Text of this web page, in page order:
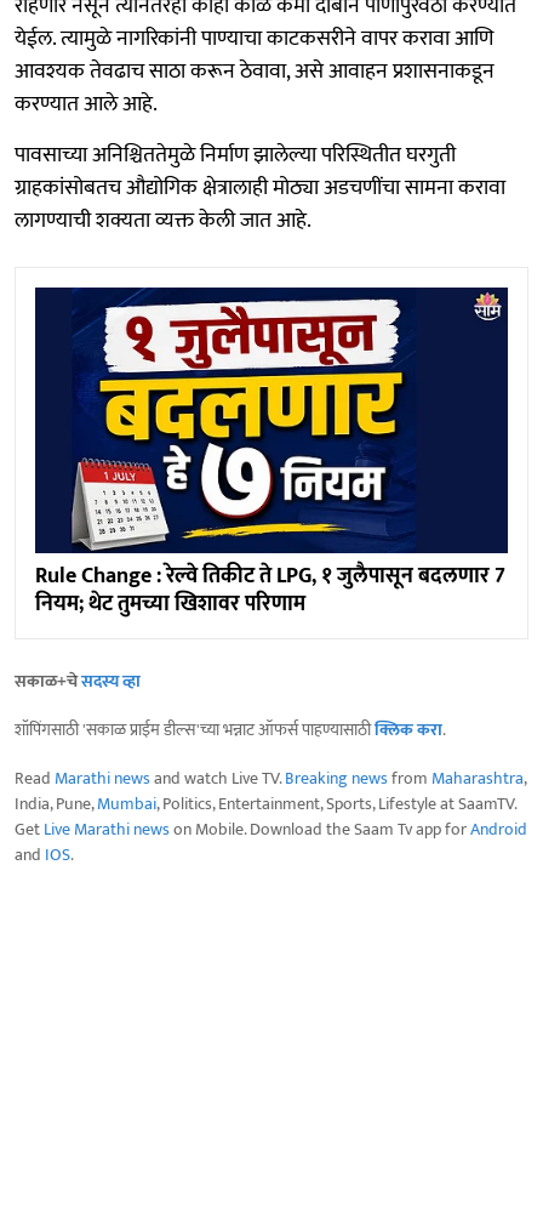
येईल. त्यामुळे नागरिकांनी पाण्याचा काटकसरीने वापर करावा आणि
आवश्यक तेवढाच साठा करून ठेवावा, असे आवाहन प्रशासनाकडून
करण्यात आले आहे.
पावसाच्या अनिश्चिततेमुळे निर्माण झालेल्या परिस्थितीत घरगुती
ग्राहकांसोबतच औद्योगिक क्षेत्रालाही मोठ्या अडचणींचा सामना करावा
लागण्याची शक्यता व्यक्त केली जात आहे.
Rule Change : रेल्वे तिकीट ते LPG, १ जुलैपासून बदलणार 7
नियम; थेट तुमच्या खिशावर परिणाम
सकाळ+चेसदस्य व्हा
शॉपिंगसाठी 'सकाळ प्राईम डील्स'च्या भन्नाट ऑफर्स पाहण्यासाठीक्लिक करा.
Read Marathi newsand watch Live TV.Breaking newsfrom Maharashtra,
India, Pune,Mumbai, Politics, Entertainment, Sports, Lifestyle at SaamTV.
GetLive Marathi newson Mobile. Download the Saam Tv app forAndroid
and IOS.